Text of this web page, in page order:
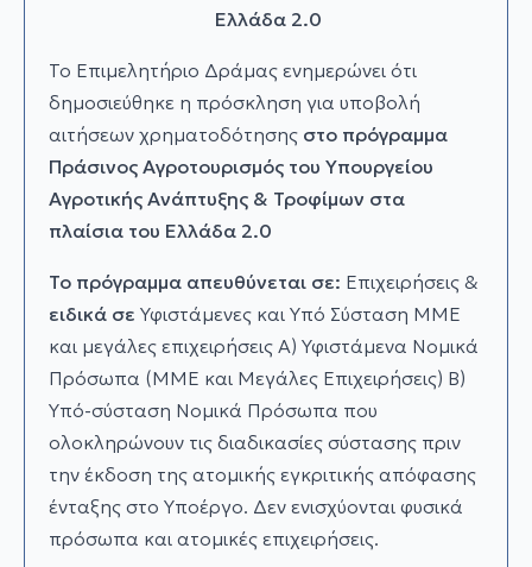
Ελλάδα 2.0
Το Επιμελητήριο Δράμας ενημερώνει ότι
δημοσιεύθηκε η πρόσκληση για υποβολή
αιτήσεων χρηματοδότησης στο πρόγραμμα
Πράσινος Αγροτουρισμός του Υπουργείου
Αγροτικής Ανάπτυξης & Τροφίμων στα
πλαίσια του Ελλάδα 2.0
Το πρόγραμμα απευθύνεται σε: Επιχειρήσεις &
ειδικά σε Υφιστάμενες και Υπό Σύσταση ΜΜΕ
και μεγάλες επιχειρήσεις Α) Υφιστάμενα Νομικά
Πρόσωπα (ΜΜΕ και Μεγάλες Επιχειρήσεις) Β)
Υπό-σύσταση Νομικά Πρόσωπα που
ολοκληρώνουν τις διαδικασίες σύστασης πριν
την έκδοση της ατομικής εγκριτικής απόφασης
ένταξης στο Υποέργο. Δεν ενισχύονται φυσικά
πρόσωπα και ατομικές επιχειρήσεις.